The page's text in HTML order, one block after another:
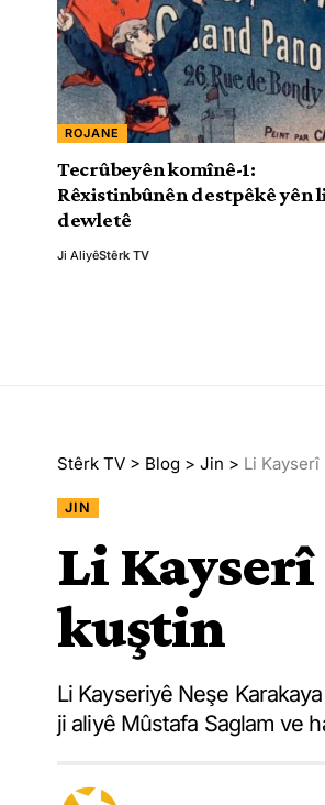
ROJANE
Tecrûbeyên komînê-1:
Rêxistinbûnên destpêkê yên
dewletê
Ji AliyêStêrk TV
Stêrk TV > Blog > Jin > Li
JIN
Li
kuştin
Li Kayseriyê Neşe
ji aliyê Mûstafa Saglam ve